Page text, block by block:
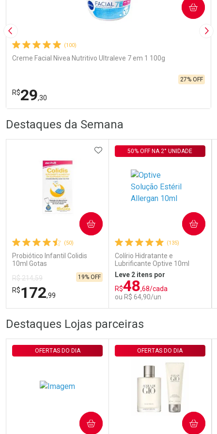
Imagem Anterior
(100)
Creme Facial Nivea Nutritivo Ultraleve 7 em 1 100g
R$29,30
27% OFF
COMPRAR
Laboratório
Comprar sem Desconto
Por R$ 29,30/cada
Por Menos
Comprar sem Desconto
Por R$ 29,30/cada
Destaques da Semana
(50)
Probiótico Infantil Colidis
10ml Gotas
R$ 214,59
R$172,99
19% OFF
ADICIONAR AOS FAVORITOS
COMPRAR
FECHAR
Laboratório
FECHAR
Por Menos
(135)
Colírio Hidratante e
Lubrificante Optive 10ml
50% OFF NA 2° UNIDADE
Leve 2 itens por
R$48,68/cada
ou R$ 64,90/un
COMPRAR
Por Menos
Destaques Lojas parceiras
OFERTAS DO DIA
COMPRAR
OFERTAS DO DIA
COMPRAR